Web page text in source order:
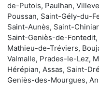
de-Putois, Paulhan,
Poussan, Saint-Gély-du-
Saint-Aunès, Saint-
Saint-Geniès-de-
Mathieu-de-Tréviers,
Valmalle, Prades-le-Lez,
Hérépian, Assas, Saint-
Geniès-des-Mourgues,